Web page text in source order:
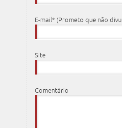
E-mail* (Prometo que não
Site
Comentário